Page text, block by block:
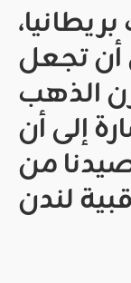
أن تجعل
الذهب
إلى أن
من